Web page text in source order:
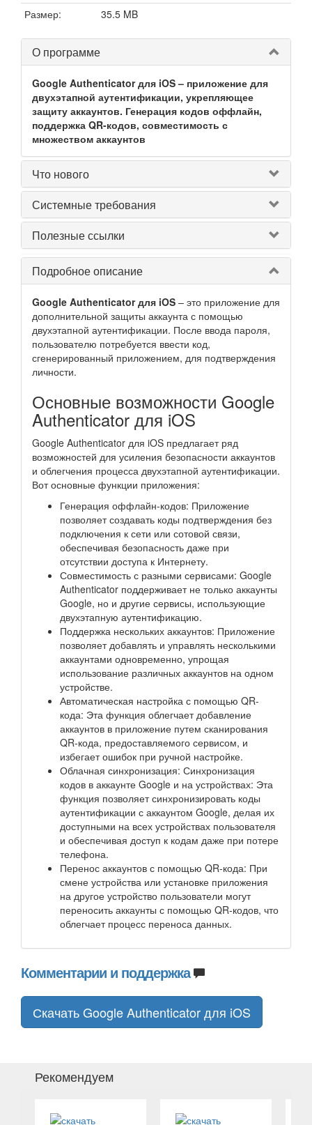
Размер:
35.5 MB
О программе
Google Authenticator для iOS – приложение для
двухэтапной аутентификации, укрепляющее
защиту аккаунтов. Генерация кодов оффлайн,
поддержка QR-кодов, совместимость с
множеством аккаунтов
Что нового
Системные требования
Полезные ссылки
Подробное описание
Google Authenticator для iOS – это приложение для
дополнительной защиты аккаунта с помощью
двухэтапной аутентификации. После ввода пароля,
пользователю потребуется ввести код,
сгенерированный приложением, для подтверждения
личности.
Основные возможности Google
Authenticator для iOS
Google Authenticator для iOS предлагает ряд
возможностей для усиления безопасности аккаунтов
и облегчения процесса двухэтапной аутентификации.
Вот основные функции приложения:
Генерация оффлайн-кодов: Приложение
позволяет создавать коды подтверждения без
подключения к сети или сотовой связи,
обеспечивая безопасность даже при
отсутствии доступа к Интернету.
Совместимость с разными сервисами: Google
Authenticator поддерживает не только аккаунты
Google, но и другие сервисы, использующие
двухэтапную аутентификацию.
Поддержка нескольких аккаунтов: Приложение
позволяет добавлять и управлять несколькими
аккаунтами одновременно, упрощая
использование различных аккаунтов на одном
устройстве.
Автоматическая настройка с помощью QR-
кода: Эта функция облегчает добавление
аккаунтов в приложение путем сканирования
QR-кода, предоставляемого сервисом, и
избегает ошибок при ручной настройке.
Облачная синхронизация: Синхронизация
кодов в аккаунте Google и на устройствах: Эта
функция позволяет синхронизировать коды
аутентификации с аккаунтом Google, делая их
доступными на всех устройствах пользователя
и обеспечивая доступ к кодам даже при потере
телефона.
Перенос аккаунтов с помощью QR-кода: При
смене устройства или установке приложения
на другое устройство пользователи могут
переносить аккаунты с помощью QR-кодов, что
облегчает процесс переноса данных.
Комментарии и поддержка
Скачать Google Authenticator для iOS
Рекомендуем